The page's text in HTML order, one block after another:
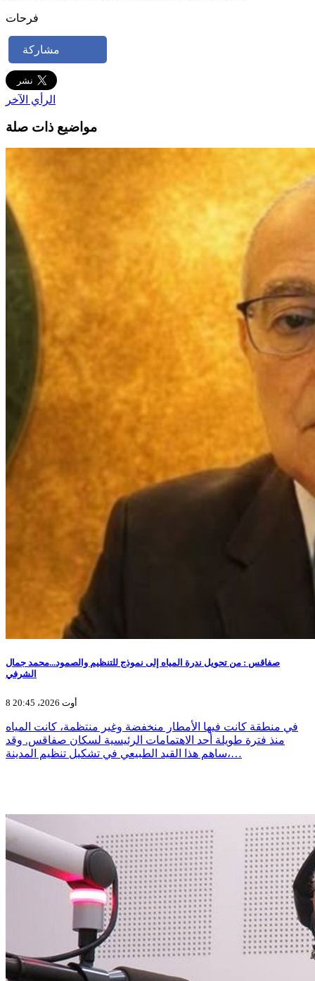
فرحات
مشاركة
الرأي الآخر
مواضيع ذات صلة
صفاقس : من تحويل ندرة المياه إلى نموذج للتنظيم والصمود...محمد جمال
الشرفي
8 أوت 2026، 20:45
في منطقة كانت فيها الأمطار منخفضة وغير منتظمة، كانت المياه
منذ فترة طويلة أحد الاهتمامات الرئيسية لسكان صفاقس. وقد
ساهم هذا القيد الطبيعي في تشكيل تنظيم المدينة،…